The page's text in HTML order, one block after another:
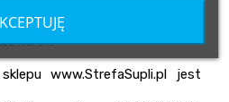
adres: Sklep Strefa Supli,
sklepuwww.StrefaSupli.pl jest